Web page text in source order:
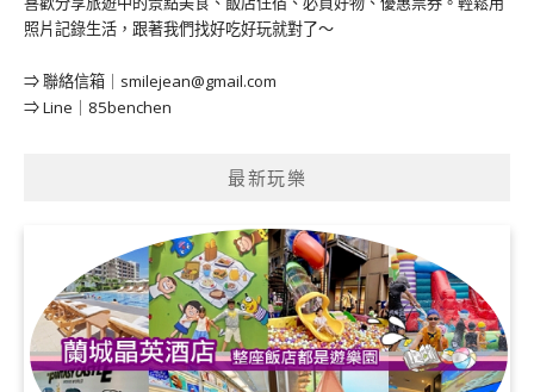
照片記錄生活，跟著我們找好吃好玩就對了～
⇒ 聯絡信箱｜ smilejean@gmail.com
⇒ Line｜85benchen
最新玩樂